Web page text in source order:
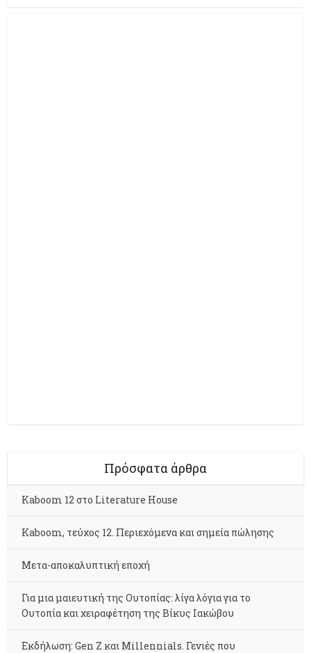
Πρόσφατα άρθρα
Kaboom 12 στο Literature House
Kaboom, τεύχος 12. Περιεχόμενα και σημεία πώλησης
Μετα-αποκαλυπτική εποχή
Για μια μαιευτική της Ουτοπίας: λίγα λόγια για το
Ουτοπία και χειραφέτηση της Βίκυς Ιακώβου
Εκδήλωση: Gen Z και Millennials. Γενιές που